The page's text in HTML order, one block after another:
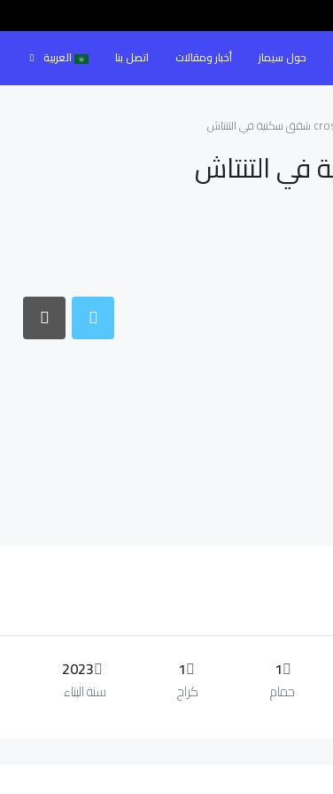
حول سيماز أخبار ومقالات اتصل بنا العربية
1
حمام
1
كراج
2023
سنة البناء